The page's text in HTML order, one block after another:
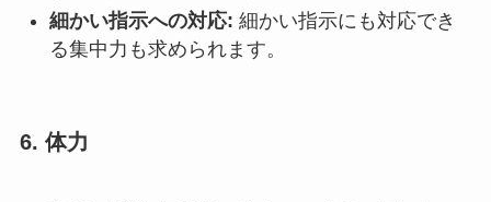
細かい指示への対応: 細かい指示にも対応でき
る集中力も求められます。
6. 体力